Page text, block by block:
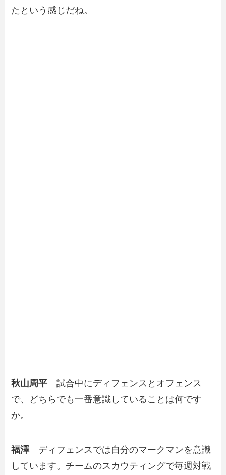
たという感じだね。
秋山周平 試合中にディフェンスとオフェンス
で、どちらでも一番意識していることは何です
か。
福澤 ディフェンスでは自分のマークマンを意識
しています。チームのスカウティングで毎週対戦